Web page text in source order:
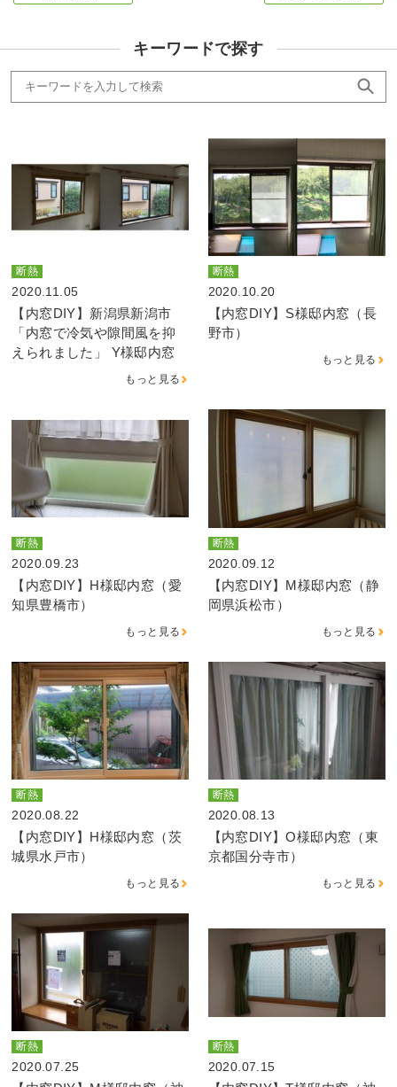
キーワードで探す
断熱
2020.11.05
【内窓DIY】新潟県新潟市
「内窓で冷気や隙間風を抑
えられました」 Y様邸内窓
もっと見る
断熱
2020.10.20
【内窓DIY】S様邸内窓（長
野市）
もっと見る
断熱
2020.09.23
【内窓DIY】H様邸内窓（愛
知県豊橋市）
もっと見る
断熱
2020.09.12
【内窓DIY】M様邸内窓（静
岡県浜松市）
もっと見る
断熱
2020.08.22
【内窓DIY】H様邸内窓（茨
城県水戸市）
もっと見る
断熱
2020.08.13
【内窓DIY】O様邸内窓（東
京都国分寺市）
もっと見る
断熱
2020.07.25
断熱
2020.07.15